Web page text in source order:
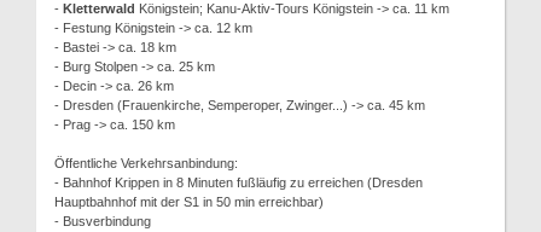
- Kletterwald Königstein; Kanu-Aktiv-Tours Königstein -> ca. 11 km
- Festung Königstein -> ca. 12 km
- Bastei -> ca. 18 km
- Burg Stolpen -> ca. 25 km
- Decin -> ca. 26 km
- Dresden (Frauenkirche, Semperoper, Zwinger...) -> ca. 45 km
- Prag -> ca. 150 km
Öffentliche Verkehrsanbindung:
- Bahnhof Krippen in 8 Minuten fußläufig zu erreichen (Dresden
Hauptbahnhof mit der S1 in 50 min erreichbar)
- Busverbindung